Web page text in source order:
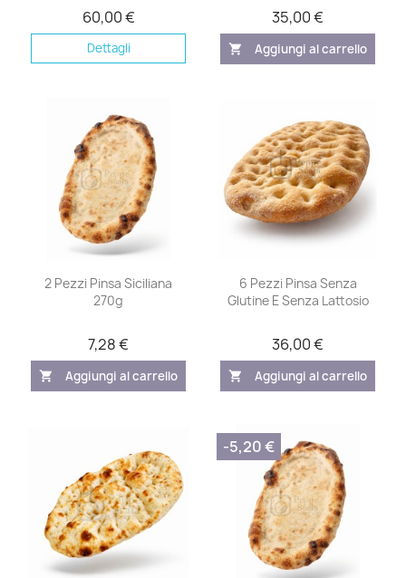
60,00 €
Dettagli
35,00 €
shopping_cart Aggiungi al carrello
2 Pezzi Pinsa Siciliana
270g
7,28 €
shopping_cart Aggiungi al carrello
6 Pezzi Pinsa Senza
Glutine E Senza Lattosio
36,00 €
shopping_cart Aggiungi al carrello
-5,20 €